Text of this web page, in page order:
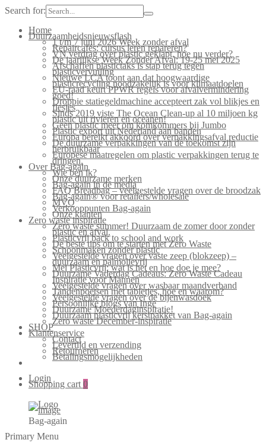
Search for:
Home
Duurzaamheidsnieuwsflash
1 t/m 7 juni 2026 Week zonder afval
Repaircafés: cursus leren repareren?
VN verdrag over plastic geklapt, hoe nu verder?
De jaarlijkse Week Zonder Afval: 19-25 mei 2025
Afschaffen plastictaks is stap terug tegen
plasticvervuiling
Nieuwe LCA toont aan dat hoogwaardige
plasticrecycling noodzakelijk is voor klimaatdoelen
EU-raad keurt PPWR regels voor afvalvermindering
goed!
Droppie statiegeldmachine accepteert zak vol blikjes en
flesjes
Sinds 2019 viste The Ocean Clean-up al 10 miljoen kg
plastic uit rivieren en oceanen!
Geen plastic meer om komkommers bij Jumbo
Plastic export uit Nederland aan banden
Europa bereikt akkoord over verpakkingsafval reductie
De duurzame verpakkingen van de toekomst zijn
herbruikbaar
Europese maatregelen om plastic verpakkingen terug te
dringen.
Over Bag-again
Wie ben ik?
Onze duurzame merken
Bag-again in de media
FAQ Breadbag – veelgestelde vragen over de broodzak
Bag-again® voor retailers/wholesale
MVO
Verkooppunten Bag-again
Onze klanten
Zero waste inspiratie
Zero waste summer! Duurzaam de zomer door zonder
plastic en afval.
Plasticvrij back to school and work
De beste tips om te starten met Zero Waste
Schoonmaken zonder plastic
Veelgestelde vragen over vaste zeep (blokzeep) –
duurzaam en palmolievrij
Mei Plasticvrij: wat is het en hoe doe je mee?
Duurzame Vaderdag Cadeaus: Zero Waste Cadeau
Inspiratie voor Mannen
Veelgestelde vragen over wasbaar maandverband
Tandenpoetsen met tabletjes, hoe en waarom?
Veelgestelde vragen over de bijenwasdoek
Persoonlijke blogs van Inge
Duurzame Moederdaginspiratie!
Duurzaam plasticvrij kerstpakket van Bag-again
Zero waste December-inspiratie
SHOP
Klantenservice
Contact
Levertijd en verzending
Retourneren
Betalingsmogelijkheden
Login
Shopping cart 0
Bag-again
Primary Menu